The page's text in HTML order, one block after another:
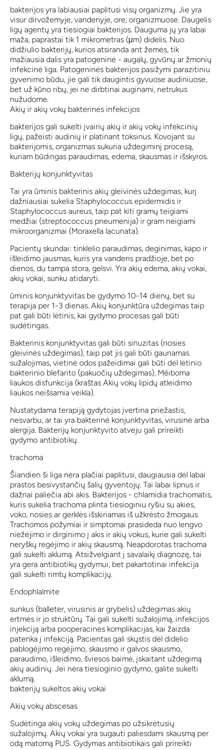
bakterijos yra labiausiai paplitusi visų organizmų. Jie yra
visur dirvožemyje, vandenyje, ore, organizmuose. Daugelis
ligų agentų yra tiesiogiai bakterijos. Dauguma jų yra labai
maža, paprastai tik 1 mikrometras (μm) didelis. Nuo
didžiulio bakterijų, kurios atsiranda ant žemės, tik
mažiausia dalis yra patogeninė - augalų, gyvūnų ar žmonių
infekcinė liga. Patogeninės bakterijos pasižymi parazitiniu
gyvenimo būdu, jie gali tik daugintis gyvuose audiniuose,
bet už kūno ribų, jei ne dirbtinai auginami, netrukus
nužudome.
Akių ir akių vokų bakterinės infekcijos
bakterijos gali sukelti įvairių akių ir akių vokų infekcinių
ligų, pažeisti audinių ir platinant toksinus. Kovojant su
bakterijomis, organizmas sukuria uždegiminį procesą,
kuriam būdingas paraudimas, edema, skausmas ir išskyros.
Bakterijų konjunktyvitas
Tai yra ūminis bakterinis akių gleivinės uždegimas, kurį
dažniausiai sukelia Staphylococcus epidermidis ir
Staphylococcus aureus, taip pat kiti gramų teigiami
medžiai (streptococcus pneumenija) ir gram neigiami
mikroorganizmai (Moraxella lacunata).
Pacientų skundai: tinklelio paraudimas, deginimas, kapo ir
išleidimo jausmas, kuris yra vandens pradžioje, bet po
dienos, du tampa stora, gelsvi. Yra akių edema, akių vokai,
akių vokai, sunku atidaryti.
ūminis konjunktyvitas be gydymo 10-14 dienų, bet su
terapija per 1-3 dienas. Akių konjunktūra uždegimas taip
pat gali būti lėtinis, kai gydymo procesas gali būti
sudėtingas.
Bakterinis konjunktyvitas gali būti sinuzitas (nosies
gleivinės uždegimas), taip pat jis gali būti gaunamas
sužalojimas, vietinė odos pažeidimai gali būti dėl lėtinio
bakterinio blefarito (pakuočių uždegimas), Méiboma
liaukos disfunkcija (kraštas Akių vokų lipidų atleidimo
liaukos neišsamia veikla).
Nustatydama terapiją gydytojas įvertina priežastis,
nesvarbu, ar tai yra bakterinė konjunktyvitas, virusinė arba
alergija. Bakterijų konjunktyvito atveju gali prireikti
gydymo antibiotikų.
trachoma
Šiandien ši liga nėra plačiai paplitusi, daugiausia dėl labai
prastos besivystančių šalių gyventojų. Tai labai lipnus ir
dažnai paliečia abi akis. Bakterijos - chlamidia trachomatis,
kuris sukelia trachoma plinta tiesioginiu ryšiu su akies,
voko, nosies ar gerklės išskiriamas iš užkrėsto žmogaus.
Trachomos požymiai ir simptomai prasideda nuo lengvo
niežėjimo ir dirginimo į akis ir akių vokus, kurie gali sukelti
neryškų regėjimo ir akių skausmą. Neapdorotas trachoma
gali sukelti aklumą. Atsižvelgiant į savalaikį diagnozę, tai
yra gera antibiotikų gydymui, bet pakartotinai infekcija
gali sukelti rimtų komplikacijų.
Endophlalmite
sunkus (balleter, virusinis ar grybelis) uždegimas akių
ertmės ir jo struktūrų. Tai gali sukelti sužalojimą, infekcijos
injekciją arba pooperacines komplikacijas, kai žaizda
patenka į infekciją. Pacientas gali skųstis dėl didelio
pablogėjimo regėjimo, skausmo ir galvos skausmo,
paraudimo, išleidimo, šviesos baimė, įskaitant uždegimą
akių audinių. Jei nėra tiesioginio gydymo, galite sukelti
aklumą.
bakterijų sukeltos akių vokai
Akių vokų abscesas
Sudėtinga akių vokų uždegimas po užsikrėtusių
sužalojimų. Akių vokai yra sugauti paliesdami skausmą per
odą matomą PUS. Gydymas antibiotikais gali prireikti